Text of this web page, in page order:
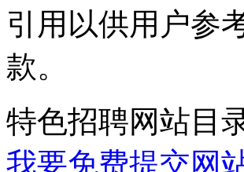
引用以供用户参
款。
特色招聘网站目
我要免费提交网